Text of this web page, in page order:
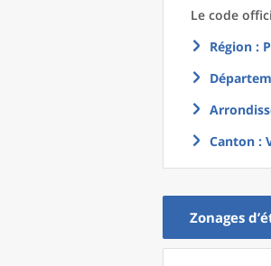
Le code
Région :
Canton :
Zonages